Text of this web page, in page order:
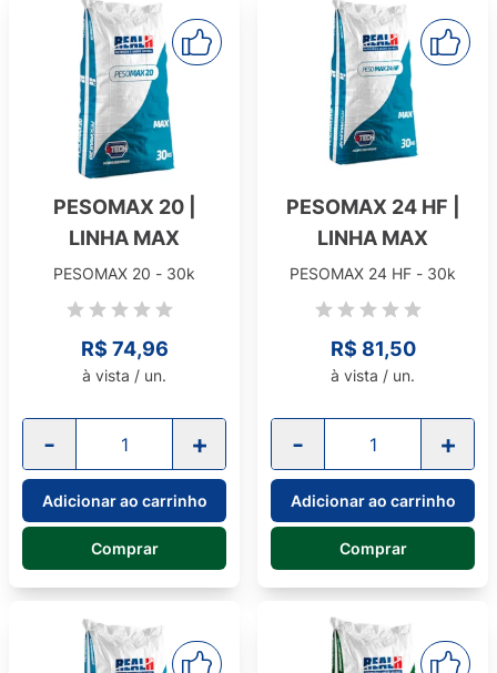
PESOMAX 20 |
LINHA MAX
PESOMAX 20 - 30k
R$ 74,96
à vista / un.
- +
Adicionar ao carrinho
Comprar
PESOMAX 24 HF |
LINHA MAX
PESOMAX 24 HF - 30k
R$ 81,50
à vista / un.
- +
Adicionar ao carrinho
Comprar